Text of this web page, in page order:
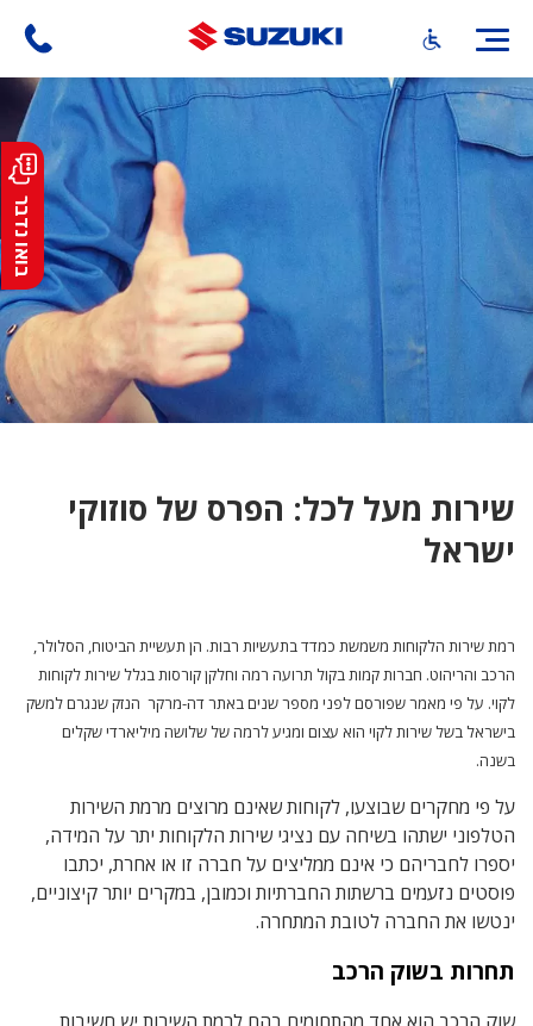
לתוכן
העיקרי
שירות מעל לכל: הפרס של סוזוקי
ישראל
רמת שירות הלקוחות משמשת כמדד בתעשיות רבות. הן תעשיית הביטוח, הסלולר,
הרכב והריהוט. חברות קמות בקול תרועה רמה וחלקן קורסות בגלל שירות לקוחות
לקוי. על פי מאמר שפורסם לפני מספר שנים באתר דה-מרקר הנזק שנגרם למשק
בישראל בשל שירות לקוי הוא עצום ומגיע לרמה של שלושה מיליארדי שקלים
בשנה.
על פי מחקרים שבוצעו, לקוחות שאינם מרוצים מרמת השירות
הטלפוני ישתהו בשיחה עם נציגי שירות הלקוחות יתר על המידה,
יספרו לחבריהם כי אינם ממליצים על חברה זו או אחרת, יכתבו
פוסטים נזעמים ברשתות החברתיות וכמובן, במקרים יותר קיצוניים,
ינטשו את החברה לטובת המתחרה.
תחרות בשוק הרכב
בואו נדבר